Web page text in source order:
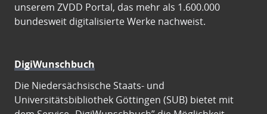
unserem ZVDD Portal, das mehr als 1.600.000
bundesweit digitalisierte Werke nachweist.
DigiWunschbuch
Die Niedersächsische Staats- und
Universitätsbibliothek Göttingen (SUB) bietet mit